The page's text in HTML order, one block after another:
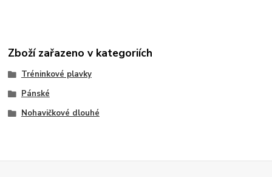
Zboží zařazeno v kategoriích
Tréninkové plavky
Pánské
Nohavičkové dlouhé